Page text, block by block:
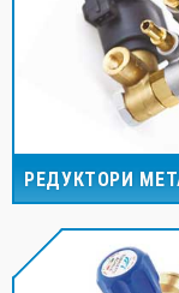
РЕДУКТОРИ